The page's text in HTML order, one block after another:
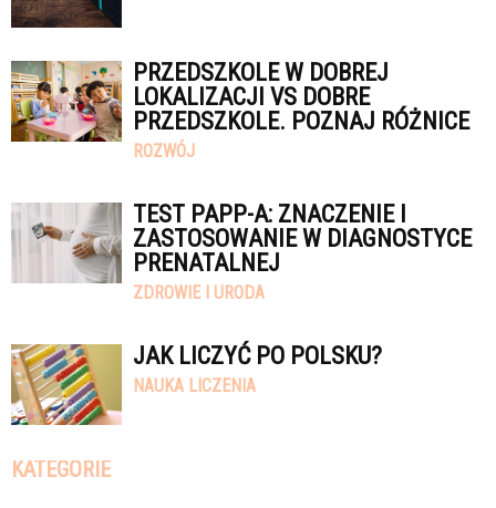
PRZEDSZKOLE W DOBREJ
LOKALIZACJI VS DOBRE
PRZEDSZKOLE. POZNAJ RÓŻNICE
ROZWÓJ
TEST PAPP-A: ZNACZENIE I
ZASTOSOWANIE W DIAGNOSTYCE
PRENATALNEJ
ZDROWIE I URODA
JAK LICZYĆ PO POLSKU?
NAUKA LICZENIA
KATEGORIE